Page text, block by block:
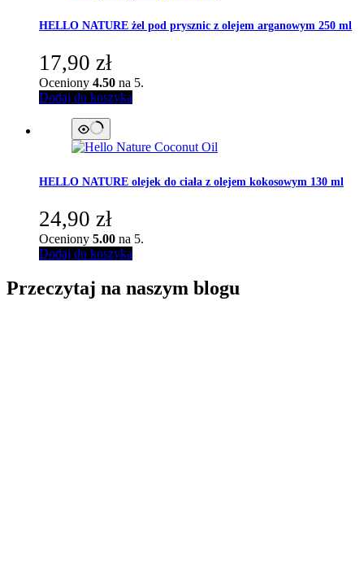
HELLO NATURE żel pod prysznic z olejem arganowym 250 ml
17,90 zł
Oceniony 4.50 na 5.
Dodaj do koszyka
HELLO NATURE olejek do ciała z olejem kokosowym 130 ml
24,90 zł
Oceniony 5.00 na 5.
Dodaj do koszyka
Przeczytaj na naszym blogu